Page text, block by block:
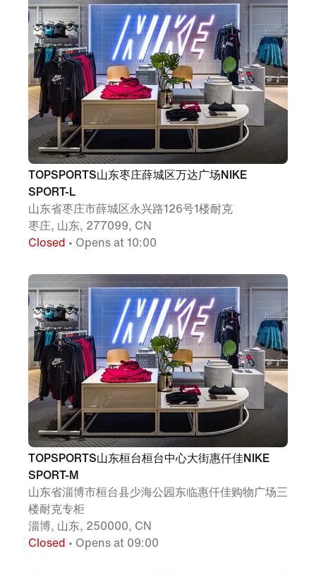
TOPSPORTS山东枣庄薛城区万达广场NIKE
SPORT-L
山东省枣庄市薛城区永兴路126号1楼耐克
枣庄, 山东, 277099, CN
Closed • Opens at 10:00
TOPSPORTS山东桓台桓台中心大街惠仟佳NIKE
SPORT-M
山东省淄博市桓台县少海公园东临惠仟佳购物广场三
楼耐克专柜
淄博, 山东, 250000, CN
Closed • Opens at 09:00